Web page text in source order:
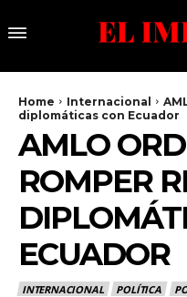
Home Internacional
diplomáticas con Ecuador
AMLO
ROMPER
ECUADOR
INTERNACIONAL POLÍTICA